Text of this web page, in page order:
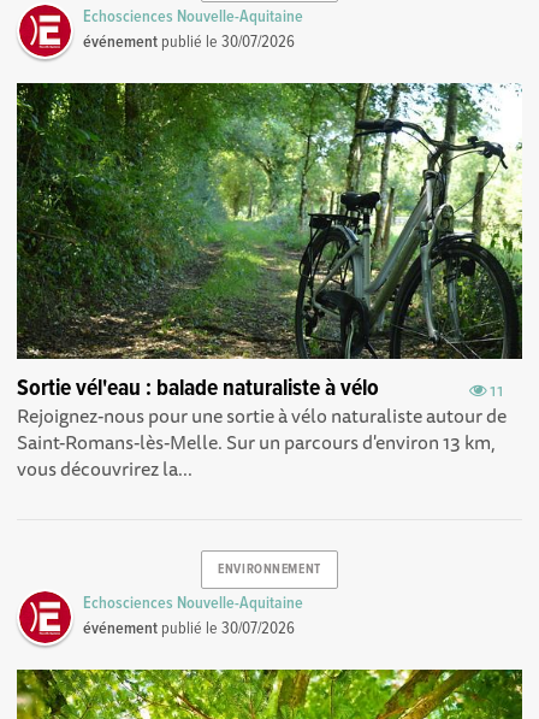
Echosciences Nouvelle-Aquitaine
événement publié le30/07/2026
11
Sortie vél'eau : balade naturaliste à vélo
Rejoignez-nous pour une sortie à vélo naturaliste autour de
Saint-Romans-lès-Melle. Sur un parcours d'environ 13 km,
vous découvrirez la...
ENVIRONNEMENT
Echosciences Nouvelle-Aquitaine
événement publié le30/07/2026